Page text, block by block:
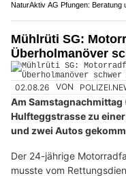
NaturAktiv AG Pfungen: Beratung
Mühlrüti SG:
Überholmanöver
02.08.26 VON
Am
Hulfteggstrasse zu
und zwei Autos
Der 24-jährige
musste vom